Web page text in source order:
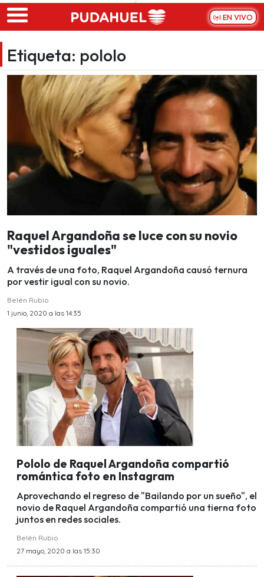
Skip to main content
EN VIVO
Etiqueta: pololo
Raquel Argandoña se luce con su novio
"vestidos iguales"
A través de una foto, Raquel Argandoña causó ternura
por vestir igual con su novio.
Belén Rubio
1 junio, 2020 a las 14:35
Pololo de Raquel Argandoña compartió
romántica foto en Instagram
Aprovechando el regreso de "Bailando por un sueño", el
novio de Raquel Argandoña compartió una tierna foto
juntos en redes sociales.
Belén Rubio
27 mayo, 2020 a las 15:30